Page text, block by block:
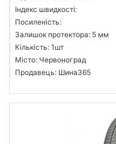
Індекс швидкості:
Посиленість:
Залишок протектора: 5 мм
Кількість: 1шт
Місто: Червоноград
Продавець: Шина365